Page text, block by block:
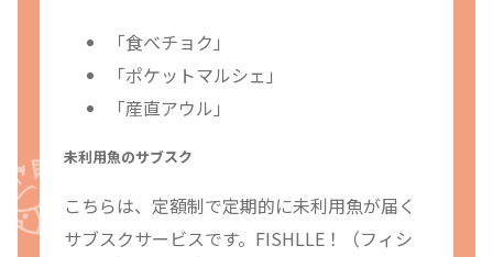
「食べチョク」
「ポケットマルシェ」
「産直アウル」
未利用魚のサブスク
こちらは、定額制で定期的に未利用魚が届く
サブスクサービスです。FISHLLE！（フィシ